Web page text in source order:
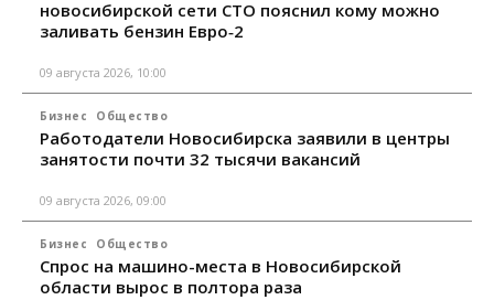
новосибирской сети СТО пояснил кому можно
заливать бензин Евро‑2
09 августа 2026, 10:00
Бизнес Общество
Работодатели Новосибирска заявили в центры
занятости почти 32 тысячи вакансий
09 августа 2026, 09:00
Бизнес Общество
Спрос на машино-места в Новосибирской
области вырос в полтора раза